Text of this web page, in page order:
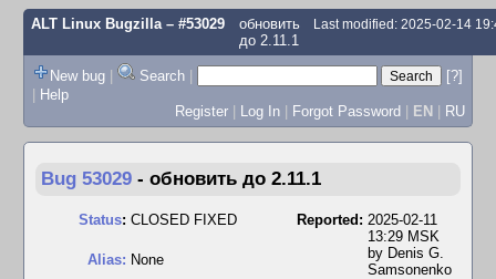
ALT Linux Bugzilla– #53029
обновить
до 2.11.1
Last modified: 2025-02-14
New bug | Search |
[?]
| Help
Register | Log In | Forgot Password | EN | RU
Bug 53029 - обновить до 2.11.1
Status: CLOSED FIXED
Alias: None
Reported: 2025-02-11
13:29 MSK
by Denis G.
Samsonenko